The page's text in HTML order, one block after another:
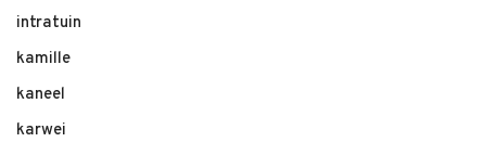
intratuin
kamille
kaneel
karwei